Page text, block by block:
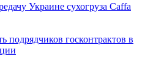
Украине сухогруза Caffa
подрядчиков госконтрактов в